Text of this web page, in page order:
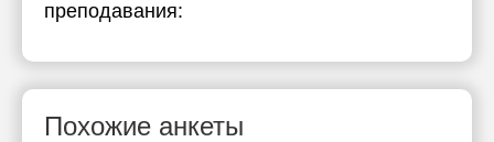
преподавания:
Похожие анкеты